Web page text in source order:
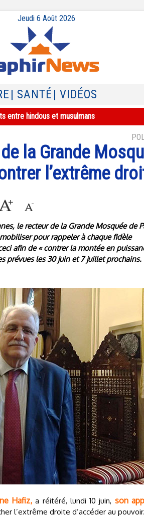
Jeudi 6 Août 2026
| SANTÉ | VIDÉOS
entre hindous et musulmans
la Grande
l’extrême
le recteur de la Grande Mosquée de
pour rappeler à chaque fidèle
afin de « contrer la montée en
prévues les 30 juin et 7 juillet prochains.
Hafiz, a réitéré, lundi 10 juin, son
l’extrême droite d’accéder au